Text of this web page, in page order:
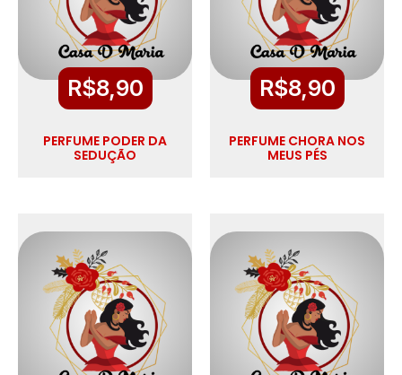
R$8,90
PERFUME PODER DA
SEDUÇÃO
R$8,90
PERFUME CHORA NOS
MEUS PÉS